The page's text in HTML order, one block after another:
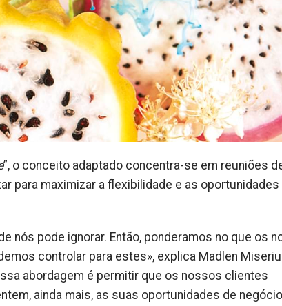
”, o conceito adaptado concentra-se em reuniões
para maximizar a flexibilidade e as oportunidades
nós pode ignorar. Então, ponderamos no que os
controlar para estes», explica Madlen
abordagem é permitir que os nossos clientes
ainda mais, as suas oportunidades de